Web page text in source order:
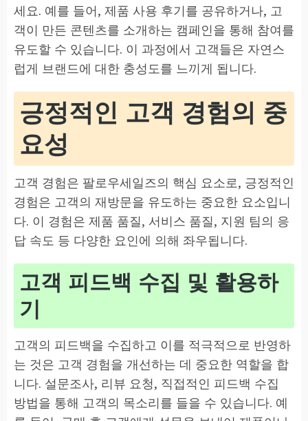
세요. 예를 들어, 제품 사용 후기를 공유하거나, 고
객이 만든 콘텐츠를 소개하는 캠페인을 통해 참여를
유도할 수 있습니다. 이 과정에서 고객들은 자연스
럽게 브랜드에 대한 충성도를 느끼게 됩니다.
긍정적인 고객 경험의 중
요성
고객 경험은 팔로우세일즈의 핵심 요소로, 긍정적인
경험은 고객의 재방문을 유도하는 중요한 요소입니
다. 이 경험은 제품 품질, 서비스 품질, 지원 팀의 응
답 속도 등 다양한 요인에 의해 좌우됩니다.
고객 피드백 수집 및 활용하
기
고객의 피드백을 수집하고 이를 적극적으로 반영하
는 것은 고객 경험을 개선하는 데 중요한 역할을 합
니다. 설문조사, 리뷰 요청, 직접적인 피드백 수집
방법을 통해 고객의 목소리를 들을 수 있습니다. 예